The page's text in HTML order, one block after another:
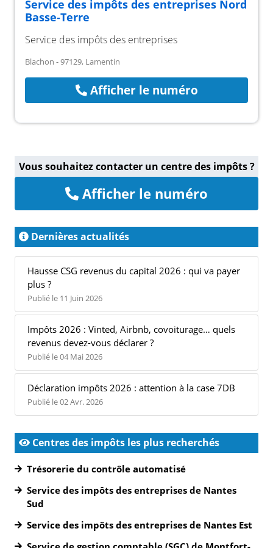
Service des impôts des entreprises Nord
Basse-Terre
Service des impôts des entreprises
Blachon - 97129, Lamentin
Afficher le numéro
Vous souhaitez contacter un centre des impôts ?
Afficher le numéro
Dernières actualités
Hausse CSG revenus du capital 2026 : qui va payer
plus ?
Publié le 11 Juin 2026
Impôts 2026 : Vinted, Airbnb, covoiturage… quels
revenus devez-vous déclarer ?
Publié le 04 Mai 2026
Déclaration impôts 2026 : attention à la case 7DB
Publié le 02 Avr. 2026
Centres des impôts les plus recherchés
Trésorerie du contrôle automatisé
Service des impôts des entreprises de Nantes
Sud
Service des impôts des entreprises de Nantes Est